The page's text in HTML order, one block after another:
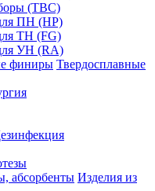
(ТВС)
ПН (HP)
ТН (FG)
УН (RA)
Твердосплавные
Изделия из